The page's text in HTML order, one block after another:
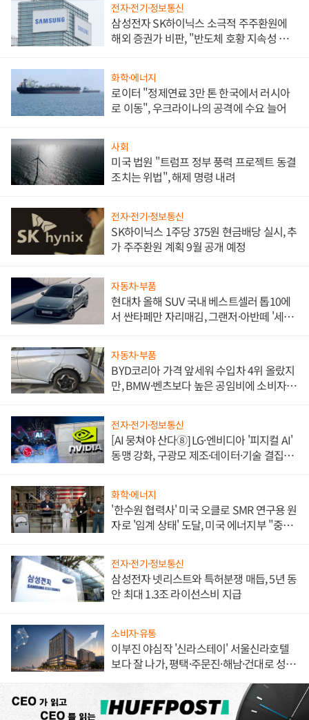
전자·전기·정보통신
삼성전자 SK하이닉스 소극적 주주환원에
해외 증권가 비판, "반도체 호황 지속성 의
화학·에너지
로이터 "정제연료 3만 톤 한국에서 러시아
로 이동", 우크라이나의 공격에 수요 늘어
사회
미국 법원 "트럼프 정부 풍력 프로젝트 동결
조치는 위법", 해제 명령 내려
전자·전기·정보통신
SK하이닉스 1주당 375원 현금배당 실시, 추
가 주주환원 계획 9월 공개 예정
자동차·부품
현대차 올해 SUV 국내 베스트셀러 톱10에
서 싼타페만 자리매김, 그랜저·아반떼 '세단
자동차·부품
BYD코리아 가격 앞세워 수입차 4위 올랐지
만, BMW·벤츠보다 높은 공임비에 소비자
전자·전기·정보통신
[AI 뭉쳐야 산다⑧] LG·엔비디아 '피지컬 AI'
동맹 강화, 구광모 제조·데이터·기술 결집
화학·에너지
'한수원 협력사' 미국 오클로 SMR 연구용 원
자로 '임계 상태' 도달, 미국 에너지부 "중요
전자·전기·정보통신
삼성전자 넷리스트와 특허분쟁 매듭, 5년 동
안 최대 1.3조 라이선스비 지급
소비자·유통
이부진 야심작 '신라스테이' 서울신라호텔
보다 잘 나가, 평택·주문진·해남·건대로 성